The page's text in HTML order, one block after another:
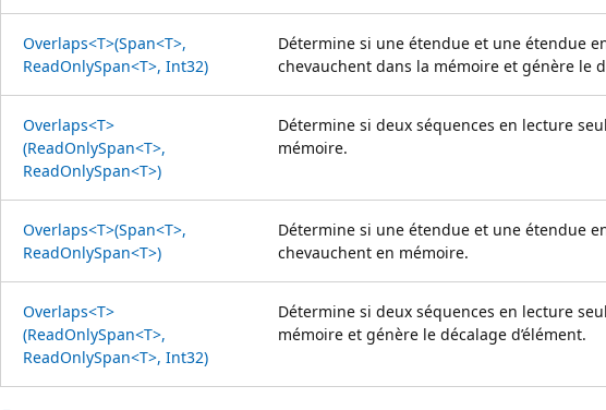
Overlaps<T>(Span<T>,
ReadOnlySpan<T>, Int32)
Détermine si une étendue et une étendue
chevauchent dans la mémoire et génère le
Overlaps<T>
(ReadOnlySpan<T>,
ReadOnlySpan<T>)
Détermine si deux séquences en lecture
mémoire.
Overlaps<T>(Span<T>,
ReadOnlySpan<T>)
Détermine si une étendue et une étendue
chevauchent en mémoire.
Overlaps<T>
(ReadOnlySpan<T>,
ReadOnlySpan<T>, Int32)
Détermine si deux séquences en lecture
mémoire et génère le décalage d’élément.